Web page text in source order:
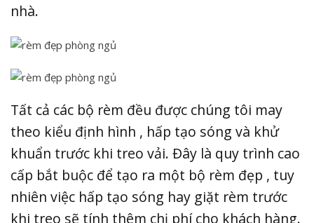
nhà.
Tất cả các bộ rèm đều được chúng tôi may
theo kiểu định hình , hấp tạo sóng và khử
khuẩn trước khi treo vải. Đây là quy trình cao
cấp bắt buộc để tạo ra một bộ rèm đẹp , tuy
nhiên việc hấp tạo sóng hay giặt rèm trước
khi treo sẽ tính thêm chị phí cho khách hàng.